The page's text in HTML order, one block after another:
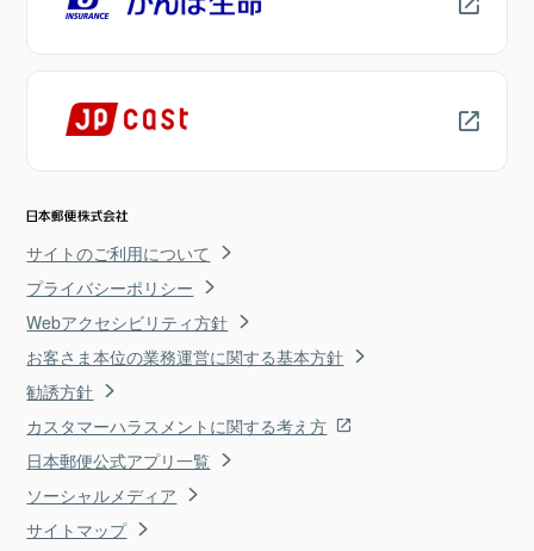
サイトのご利用について
プライバシーポリシー
Webアクセシビリティ方針
お客さま本位の業務運営に関する基本方針
勧誘方針
カスタマーハラスメントに関する考え方
日本郵便公式アプリ一覧
ソーシャルメディア
サイトマップ